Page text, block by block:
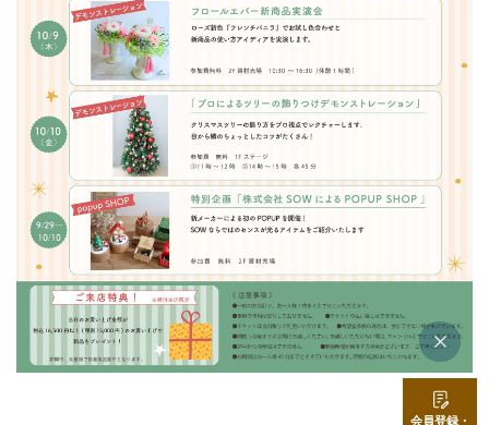
会社情報
お問い合わせ
プライバシーポリシー
OFFICIAL SNS
会員登録・